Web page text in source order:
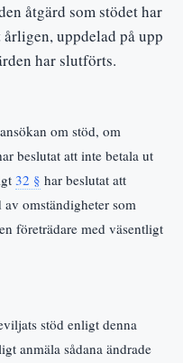
åtgärd som stödet har
uppdelad på upp
har slutförts.
om stöd, om
beslutat att inte betala ut
32 § har beslutat att
omständigheter som
företrädare med väsentligt
stöd enligt denna
anmäla sådana ändrade